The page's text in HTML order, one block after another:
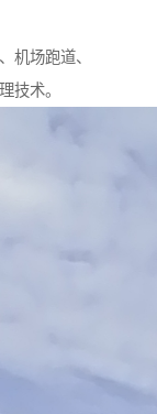
机场跑道、
技术。